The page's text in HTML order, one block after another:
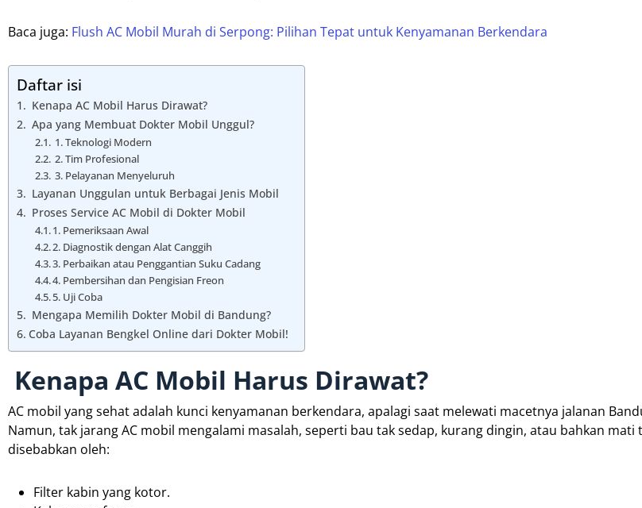
Baca juga: Flush AC Mobil Murah di Serpong: Pilihan Tepat untuk Kenyamanan Berkendara
Daftar isi
Kenapa AC Mobil Harus Dirawat?
Apa yang Membuat Dokter Mobil Unggul?
1. Teknologi Modern
2. Tim Profesional
3. Pelayanan Menyeluruh
Layanan Unggulan untuk Berbagai Jenis Mobil
Proses Service AC Mobil di Dokter Mobil
1. Pemeriksaan Awal
2. Diagnostik dengan Alat Canggih
3. Perbaikan atau Penggantian Suku Cadang
4. Pembersihan dan Pengisian Freon
5. Uji Coba
Mengapa Memilih Dokter Mobil di Bandung?
Coba Layanan Bengkel Online dari Dokter Mobil!
Kenapa AC Mobil Harus Dirawat?
AC mobil yang sehat adalah kunci kenyamanan berkendara, apalagi saat melewati macetnya jalanan
Namun, tak jarang AC mobil mengalami masalah, seperti bau tak sedap, kurang dingin, atau bahkan mati
disebabkan oleh:
Filter kabin yang kotor.